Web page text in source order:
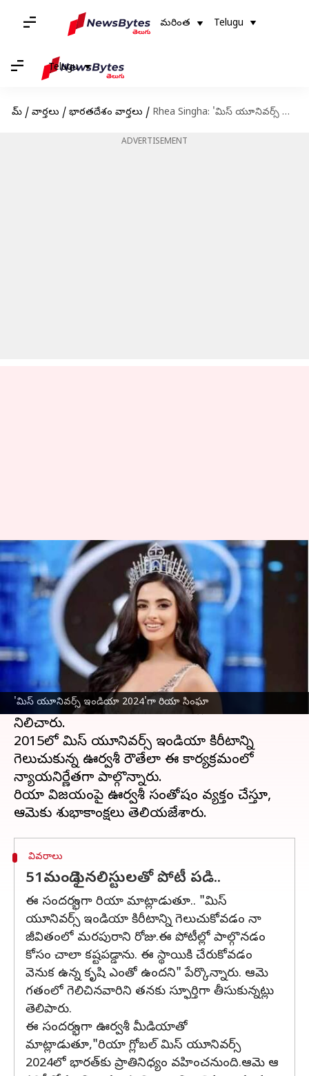
మరింత Telugu
Telugu
హోమ్ / వార్తలు / భారతదేశం వార్తలు / Rhea Singha: 'మిస్ యూనివర్స్ ఇండియా 2024'గా రియా సింఘా
ADVERTISEMENT
'మిస్ యూనివర్స్ ఇండియా 2024'గా రియా సింఘా
Rhea Singha: 'మిస్ యూనివర్స్
ఇండియా 2024'గా రియా సింఘా
Sirish Praharaju Sep 23, 2024 09:29 am
ఈ వార్తాకథనం ఏంటి
ఈ ఏడాది మిస్‌ యూనివర్స్‌ ఇండియా కిరీటాన్ని రియా
సింఘా దక్కించుకున్నారు.జైపూర్లో జరిగిన 'మిస్‌
యూనివర్స్‌ ఇండియా 2024' పోటీల్లో ఆమె విజేతగా
నిలిచారు.
2015లో మిస్‌ యూనివర్స్‌ ఇండియా కిరీటాన్ని
గెలుచుకున్న ఊర్వశీ రౌతేలా ఈ కార్యక్రమంలో
న్యాయనిర్ణేతగా పాల్గొన్నారు.
రియా విజయంపై ఊర్వశీ సంతోషం వ్యక్తం చేస్తూ,
వివరాలు
51మంది ఫైనలిస్టులతో పోటీ పడి..
ఈ సందర్భంగా రియా మాట్లాడుతూ.. "మిస్‌
యూనివర్స్‌ ఇండియా కిరీటాన్ని గెలుచుకోవడం నా
జీవితంలో మరపురాని రోజు.ఈ పోటీల్లో పాల్గొనడం
కోసం చాలా కష్టపడ్డాను. ఈ స్థాయికి చేరుకోవడం
వెనుక ఉన్న కృషి ఎంతో ఉందని" పేర్కొన్నారు. ఆమె
గతంలో గెలిచినవారిని తనకు స్ఫూర్తిగా తీసుకున్నట్లు
తెలిపారు.
ఈ సందర్భంగా ఊర్వశీ మీడియాతో
మాట్లాడుతూ,"రియా గ్లోబల్ మిస్‌ యూనివర్స్‌
2024లో భారత్‌కు ప్రాతినిధ్యం వహించనుంది.ఆమె ఆ